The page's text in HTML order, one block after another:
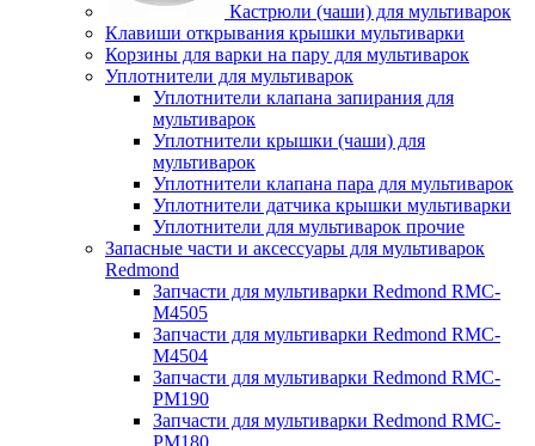
Кастрюли (чаши) для мультиварок
Клавиши открывания крышки мультиварки
Корзины для варки на пару для мультиварок
Уплотнители для мультиварок
Уплотнители клапана запирания для
мультиварок
Уплотнители крышки (чаши) для
мультиварок
Уплотнители клапана пара для мультиварок
Уплотнители датчика крышки мультиварки
Уплотнители для мультиварок прочие
Запасные части и аксессуары для мультиварок
Redmond
Запчасти для мультиварки Redmond RMC-
M4505
Запчасти для мультиварки Redmond RMC-
M4504
Запчасти для мультиварки Redmond RMC-
PM190
Запчасти для мультиварки Redmond RMC-
PM180